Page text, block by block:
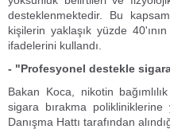
desteklenmektedir. Bu
kişilerin yaklaşık yüzde
ifadelerini kullandı.
- "Profesyonel destekle
Bakan Koca, nikotin
sigara bırakma polikliniklerine
Danışma Hattı tarafından